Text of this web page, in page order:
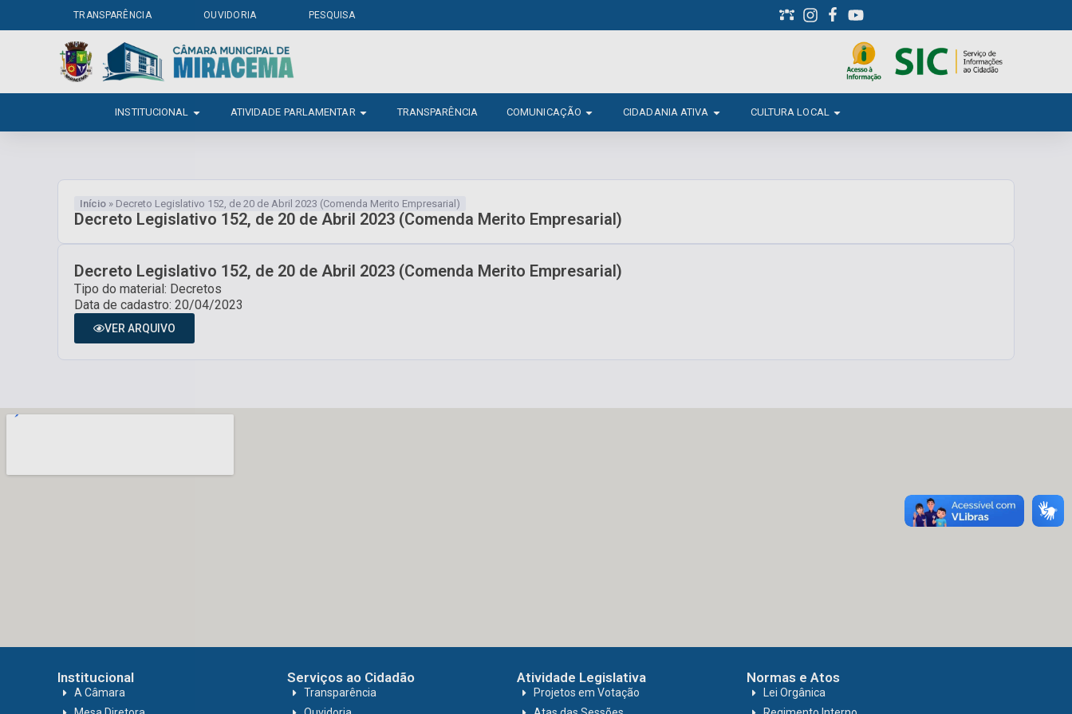
TRANSPARÊNCIA OUVIDORIA PESQUISA
INSTITUCIONAL ATIVIDADE PARLAMENTAR TRANSPARÊNCIA COMUNICAÇÃO CIDADANIA ATIVA CULTURA LOCAL
Início » Decreto Legislativo 152, de 20 de Abril 2023 (Comenda Merito Empresarial)
Decreto Legislativo 152, de 20 de Abril 2023 (Comenda Merito Empresarial)
Decreto Legislativo 152, de 20 de Abril 2023 (Comenda Merito Empresarial)
Tipo do material: Decretos
Data de cadastro: 20/04/2023
VER ARQUIVO
Institucional
A Câmara
Serviços ao Cidadão
Transparência
Atividade Legislativa
Projetos em Votação
Normas e Atos
Lei Orgânica